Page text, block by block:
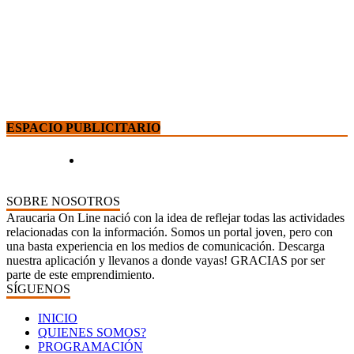
ESPACIO PUBLICITARIO
SOBRE NOSOTROS
Araucaria On Line nació con la idea de reflejar todas las actividades
relacionadas con la información. Somos un portal joven, pero con
una basta experiencia en los medios de comunicación. Descarga
nuestra aplicación y llevanos a donde vayas! GRACIAS por ser
parte de este emprendimiento.
SÍGUENOS
INICIO
QUIENES SOMOS?
PROGRAMACIÓN